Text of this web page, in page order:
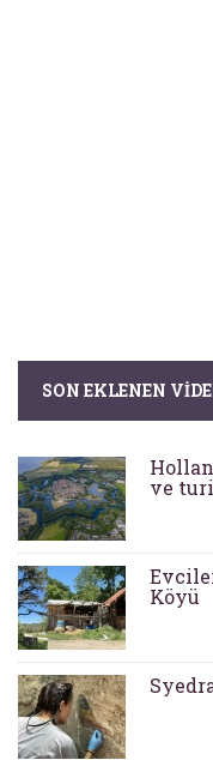
SON EKLENEN
ve
Köyü